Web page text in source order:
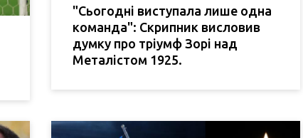
"Сьогодні виступала лише одна
команда": Скрипник висловив
думку про тріумф Зорі над
Металістом 1925.